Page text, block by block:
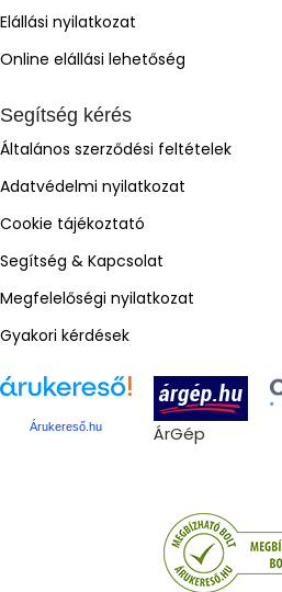
Elállási nyilatkozat
Online elállási lehetőség
Segítség kérés
Általános szerződési feltételek
Adatvédelmi nyilatkozat
Cookie tájékoztató
Segítség & Kapcsolat
Megfelelőségi nyilatkozat
Gyakori kérdések
Árukereső.hu ÁrGép